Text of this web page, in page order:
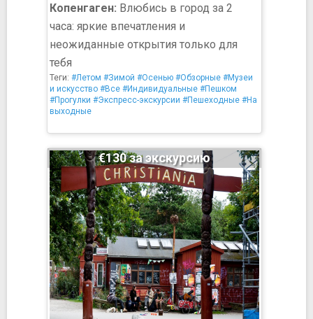
Копенгаген: Влюбись в город за 2
часа: яркие впечатления и
неожиданные открытия только для
тебя
Теги: #Летом #Зимой #Осенью #Обзорные #Музеи
и искусство #Все #Индивидуальные #Пешком
#Прогулки #Экспресс-экскурсии #Пешеходные #На
выходные
€130 за экскурсию